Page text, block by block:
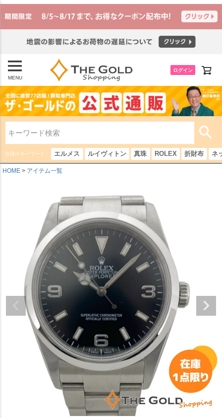
MENU
ログイン
注目のキーワード： エルメス ルイヴィトン 真珠 ROLEX 折財布 ネ
HOME アイテム一覧